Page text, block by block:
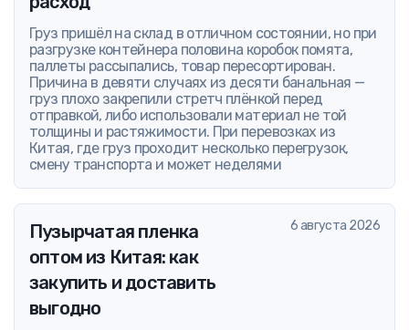
Груз пришёл на склад в отличном состоянии, но при
разгрузке контейнера половина коробок помята,
паллеты рассыпались, товар пересортирован.
Причина в девяти случаях из десяти банальная —
груз плохо закрепили стретч плёнкой перед
отправкой, либо использовали материал не той
толщины и растяжимости. При перевозках из
Китая, где груз проходит несколько перегрузок,
смену транспорта и может неделями
Пузырчатая пленка
оптом из Китая: как
закупить и доставить
выгодно
6 августа 2026